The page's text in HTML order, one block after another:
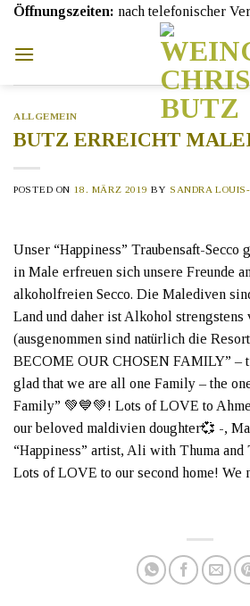
Skip
content
Öffnungszeiten: nach telefonischer
ALLGEMEIN
BUTZ ERREICHT
POSTED ON 18. MÄRZ 2019 BY SANDRA
Unser “Happiness” Traubensaft-Secco
in Male erfreuen sich unsere Freunde
alkoholfreien Secco. Die Malediven
Land und daher ist Alkohol strengstens
(ausgenommen sind natürlich die
BECOME OUR CHOSEN FAMILY” –
glad that we are all one Family – the
Family” 💚💙💚! Lots of LOVE to
our beloved maldivien doughter💞 -,
“Happiness” artist, Ali with Thuma and
Lots of LOVE to our second home!